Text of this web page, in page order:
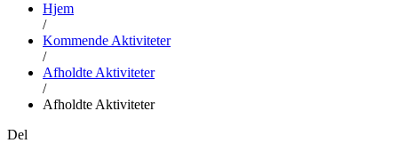
Hjem
/
Kommende Aktiviteter
/
Afholdte Aktiviteter
/
Afholdte Aktiviteter
Del